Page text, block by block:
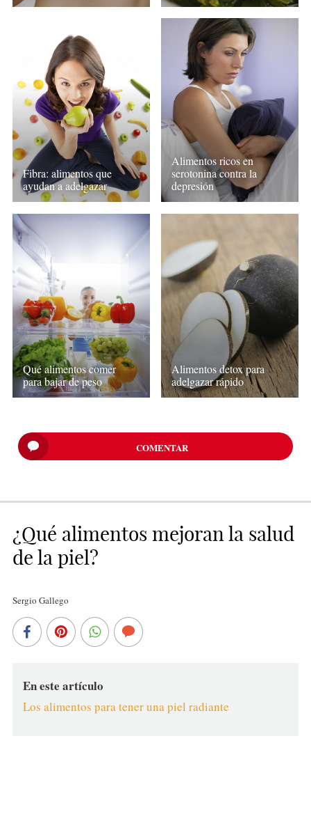
Fibra: alimentos que
ayudan a adelgazar
Alimentos ricos en
serotonina contra la
depresión
Qué alimentos comer
para bajar de peso
Alimentos detox para
adelgazar rápido
COMENTAR
¿Qué alimentos mejoran la salud
de la piel?
Sergio Gallego
En este artículo
Los alimentos para tener una piel radiante